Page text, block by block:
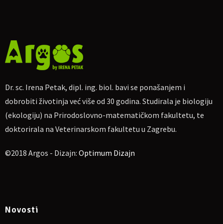
Dr. sc. Irena Petak, dipl. ing. biol. bavi se ponašanjem i
dobrobiti životinja već više od 30 godina. Studirala je biologiju
(ekologiju) na Prirodoslovno-matematičkom fakultetu, te
doktorirala na Veterinarskom fakultetu u Zagrebu.
©2018 Argos - Dizajn: Optimum Dizajn
Novosti